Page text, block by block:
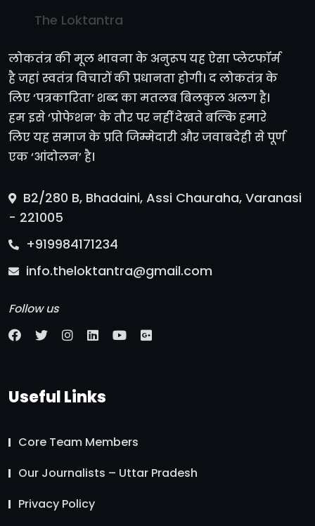
The Loktantra
लोकतंत्र की मूल भावना के अनुरूप यह ऐसा प्लेटफॉर्म
है जहां स्वतंत्र विचारों की प्रधानता होगी। द लोकतंत्र के
लिए ‘पत्रकारिता’ शब्द का मतलब बिलकुल अलग है।
हम इसे ‘प्रोफेशन’ के तौर पर नहीं देखते बल्कि हमारे
लिए यह समाज के प्रति जिम्मेदारी और जवाबदेही से पूर्ण
एक ‘आंदोलन’ है।
B2/280 B, Bhadaini, Assi Chauraha, Varanasi
- 221005
+919984171234
info.theloktantra@gmail.com
Follow us
Useful Links
Core Team Members
Our Journalists – Uttar Pradesh
Privacy Policy